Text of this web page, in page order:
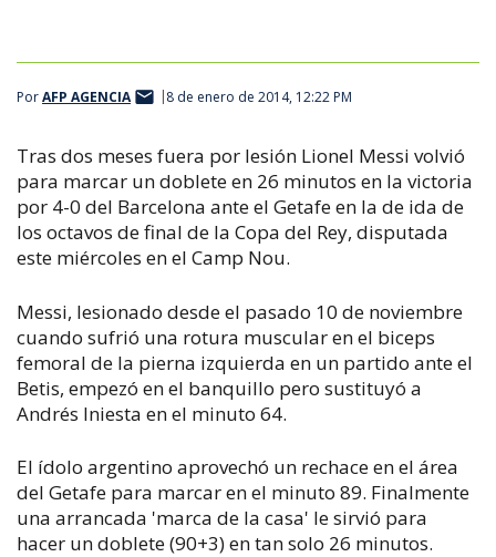
PorAFP AGENCIA 8 de enero de 2014, 12:22 PM
Tras dos meses fuera por lesión Lionel Messi volvió
para marcar un doblete en 26 minutos en la victoria
por 4-0 del Barcelona ante el Getafe en la de ida de
los octavos de final de la Copa del Rey, disputada
este miércoles en el Camp Nou.
Messi, lesionado desde el pasado 10 de noviembre
cuando sufrió una rotura muscular en el biceps
femoral de la pierna izquierda en un partido ante el
Betis, empezó en el banquillo pero sustituyó a
Andrés Iniesta en el minuto 64.
El ídolo argentino aprovechó un rechace en el área
del Getafe para marcar en el minuto 89. Finalmente
una arrancada 'marca de la casa' le sirvió para
hacer un doblete (90+3) en tan solo 26 minutos.